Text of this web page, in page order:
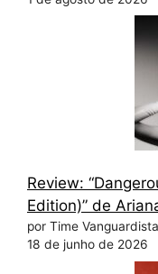
Review:
Edition)” de
por Time Vanguardista
18 de junho de 2026